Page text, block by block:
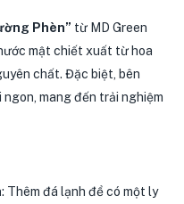
Phèn” từ MD Green
mật chiết xuất từ hoa
chất. Đặc biệt, bên
mang đến trải nghiệm
: Thêm đá lạnh để có một ly